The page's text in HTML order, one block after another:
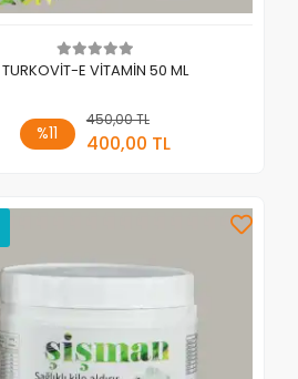
TURKOVİT-E VİTAMİN 50 ML
%11
450,00 TL
400,00 TL
Sepete Ekle